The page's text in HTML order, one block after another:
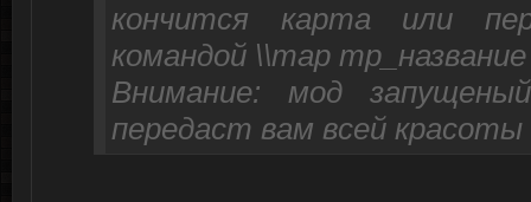
кончится карта или
командой \\map
Внимание: мод
передаст вам всей красоты